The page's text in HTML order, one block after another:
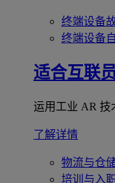
终端设备
终端设备
适合互联
运用工业 AR 技
了解详情
物流与仓
培训与入